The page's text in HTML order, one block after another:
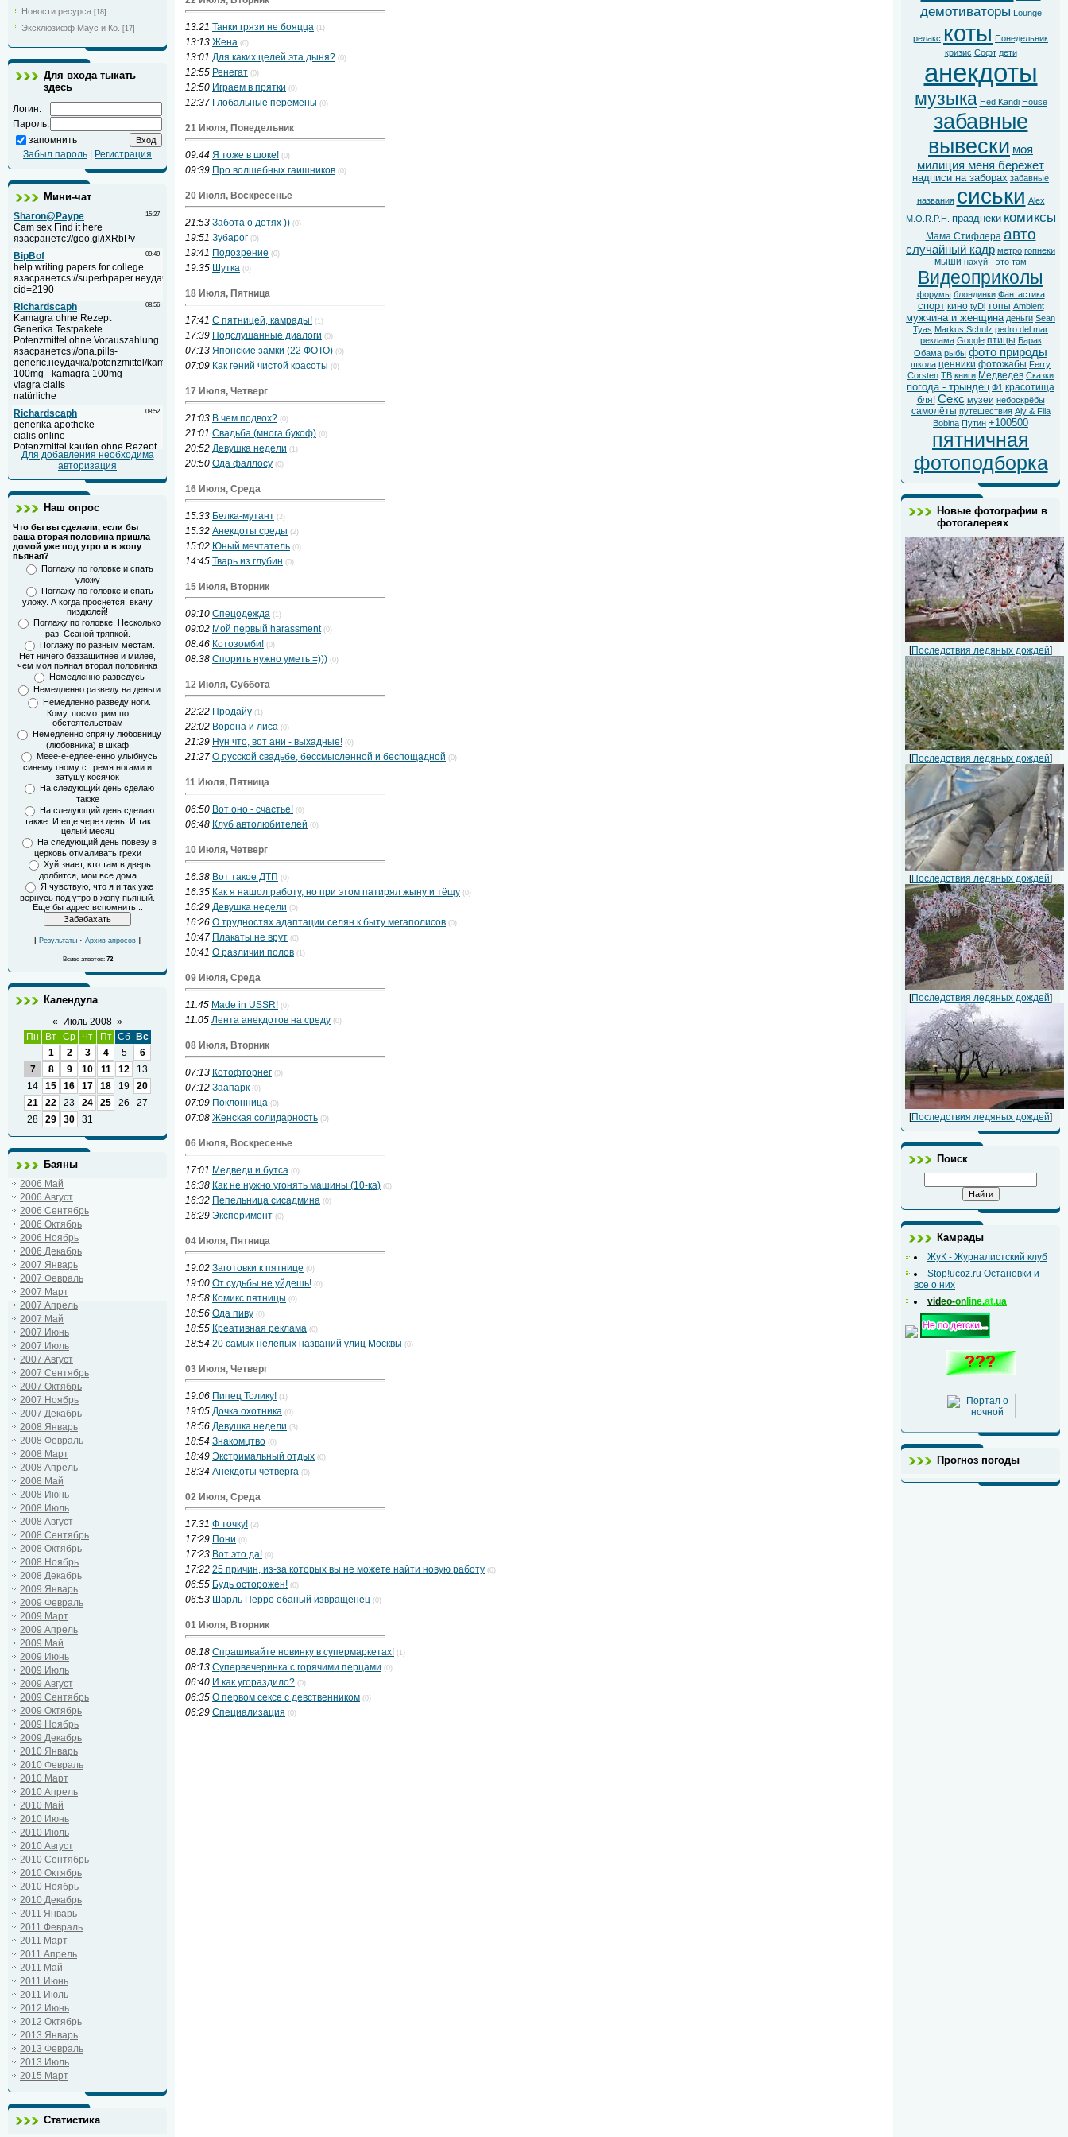
Новости ресурса [18]
Эксклюзифф Маус и Ко. [17]
Для входа тыкать
здесь
Логин:
Пароль:
запомнить
Забыл пароль
Регистрация
Мини-чат
Для добавления необходима
авторизация
Наш опрос
Что бы вы сделали, если бы
ваша вторая половина пришла
домой уже под утро и в жопу
пьяная?
Поглажу по головке и спать
уложу
Поглажу по головке и спать
уложу. А когда проснется, вкачу
пиздюлей!
Поглажу по головке. Несколько
раз. Ссаной тряпкой.
Поглажу по разным местам.
Нет ничего беззащитнее и милее,
чем моя пьяная вторая половинка
Немедленно разведусь
Немедленно разведу на деньги
Немедленно разведу ноги.
Кому, посмотрим по
обстоятельствам
Немедленно спрячу любовницу
(любовника) в шкаф
Меее-е-едлее-енно улыбнусь
синему гному с тремя ногами и
затушу косячок
На следующий день сделаю
также
На следующий день сделаю
также. И еще через день. И так
целый месяц
На следующий день повезу в
церковь отмаливать грехи
Хуй знает, кто там в дверь
долбится, мои все дома
Я чувствую, что я и так уже
вернусь под утро в жопу пьяный.
Еще бы адрес вспомнить...
[ Результаты · Архив апросов ]
Всиво атветов: 72
Календула
« Июль 2008 »
Пн
Вт Ср Чт Пт Сб
Вс
1
2 3 4 5
6
7
8 9 10 11 12
13
14
15 16 17 18 19
20
21
22 23 24 25 26
27
28
29 30 31
Баяны
2006 Май
2006 Август
2006 Сентябрь
2006 Октябрь
2006 Ноябрь
2006 Декабрь
2007 Январь
2007 Февраль
2007 Март
2007 Апрель
2007 Май
2007 Июнь
2007 Июль
2007 Август
2007 Сентябрь
2007 Октябрь
2007 Ноябрь
2007 Декабрь
2008 Январь
2008 Февраль
2008 Март
2008 Апрель
2008 Май
2008 Июнь
2008 Июль
2008 Август
2008 Сентябрь
2008 Октябрь
2008 Ноябрь
2008 Декабрь
2009 Январь
2009 Февраль
2009 Март
2009 Апрель
2009 Май
2009 Июнь
2009 Июль
2009 Август
2009 Сентябрь
2009 Октябрь
2009 Ноябрь
2009 Декабрь
2010 Январь
2010 Февраль
2010 Март
2010 Апрель
2010 Май
2010 Июнь
2010 Июль
2010 Август
2010 Сентябрь
2010 Октябрь
2010 Ноябрь
2010 Декабрь
2011 Январь
2011 Февраль
2011 Март
2011 Апрель
2011 Май
2011 Июнь
2011 Июль
2012 Июнь
2012 Октябрь
2013 Январь
2013 Февраль
2013 Июль
2015 Март
Статистика
13:21 Танки грязи не бояцца (1)
13:13 Жена (0)
13:01 Для каких целей эта дыня? (0)
12:55 Ренегат (0)
12:50 Играем в прятки (0)
12:37 Глобальные перемены (0)
21 Июля, Понедельник
09:44 Я тоже в шоке! (0)
09:39 Про волшебных гаишников (0)
20 Июля, Воскресенье
21:53 Забота о детях )) (0)
19:51 Зубарог (0)
19:41 Подозрение (0)
19:35 Шутка (0)
18 Июля, Пятница
17:41 С пятницей, камрады! (1)
17:39 Подслушанные диалоги (0)
07:13 Японские замки (22 ФОТО) (0)
07:09 Как гений чистой красоты (0)
17 Июля, Четверг
21:03 В чем подвох? (0)
21:01 Свадьба (многа букоф) (0)
20:52 Девушка недели (1)
20:50 Ода фаллосу (0)
16 Июля, Среда
15:33 Белка-мутант (2)
15:32 Анекдоты среды (2)
15:02 Юный мечтатель (0)
14:45 Тварь из глубин (0)
15 Июля, Вторник
09:10 Спецодежда (1)
09:02 Мой первый harassment (0)
08:46 Котозомби! (0)
08:38 Спорить нужно уметь =))) (0)
12 Июля, Суббота
22:22 Продайу (1)
22:02 Ворона и лиса (0)
21:29 Нун что, вот ани - выхадные! (0)
21:27 О русской свадьбе, бессмысленной и беспощадной (0)
11 Июля, Пятница
06:50 Вот оно - счастье! (0)
06:48 Клуб автолюбителей (0)
10 Июля, Четверг
16:38 Вот такое ДТП (0)
16:35 Как я нашол работу, но при этом патирял жыну и тёщу (0)
16:29 Девушка недели (0)
16:26 О трудностях адаптации селян к быту мегаполисов (0)
10:47 Плакаты не врут (0)
10:41 О различии полов (1)
09 Июля, Среда
11:45 Made in USSR! (0)
11:05 Лента анекдотов на среду (0)
08 Июля, Вторник
07:13 Котофторнег (0)
07:12 Заапарк (0)
07:09 Поклонница (0)
07:08 Женская солидарность (0)
06 Июля, Воскресенье
17:01 Медведи и бутса (0)
16:38 Как не нужно угонять машины (10-ка) (0)
16:32 Пепельница сисадмина (0)
16:29 Эксперимент (0)
04 Июля, Пятница
19:02 Заготовки к пятнице (0)
19:00 От судьбы не уйдешь! (0)
18:58 Комикс пятницы (0)
18:56 Ода пиву (0)
18:55 Креативная реклама (0)
18:54 20 самых нелепых названий улиц Москвы (0)
03 Июля, Четверг
19:06 Пипец Толику! (1)
19:05 Дочка охотника (0)
18:56 Девушка недели (3)
18:54 Знакомцтво (0)
18:49 Экстримальный отдых (0)
18:34 Анекдоты четверга (0)
02 Июля, Среда
17:31 Ф точку! (2)
17:29 Пони (0)
17:23 Вот это да! (0)
17:22 25 причин, из-за которых вы не можете найти новую работу (0)
06:55 Будь осторожен! (0)
06:53 Шарль Перро ебаный извращенец (0)
01 Июля, Вторник
08:18 Спрашивайте новинку в супермаркетах! (1)
08:13 Супервечеринка с горячими перцами (0)
06:40 И как угораздило? (0)
06:35 О первом сексе с девственником (0)
06:29 Специализация (0)
демотиваторы Lounge
релакс коты Понедельник
кризис Софт дети
анекдоты
музыка Hed Kandi House
забавные
вывески моя
милиция меня бережет
надписи на заборах забавные
названия сиськи Alex
M.O.R.P.H.
празднеки комиксы
Мама Стифлера авто
случайный кадр метро гопнеки
мыши нахуй - это там
Видеоприколы
форумы блондинки Фантастика
спорт кино tyDi топы Ambient
мужчина и женщина деньги Sean
Tyas Markus Schulz pedro del mar
реклама Google птицы Барак
Обама рыбы фото природы
школа ценники фотожабы Ferry
Corsten ТВ книги Медведев Сказки
погода - трындец Ф1 красотища
бля! Секс музеи небоскрёбы
самолёты путешествия Aly & Fila
Bobina Путин +100500
пятничная
фотоподборка
Новые фотографии в
фотогалереях
[Последствия ледяных дождей]
[Последствия ледяных дождей]
[Последствия ледяных дождей]
[Последствия ледяных дождей]
[Последствия ледяных дождей]
Поиск
Камрады
ЖуК - Журналистский клуб
Stop!ucoz.ru Остановки и
все о них
video-on line.at.ua
Прогноз погоды